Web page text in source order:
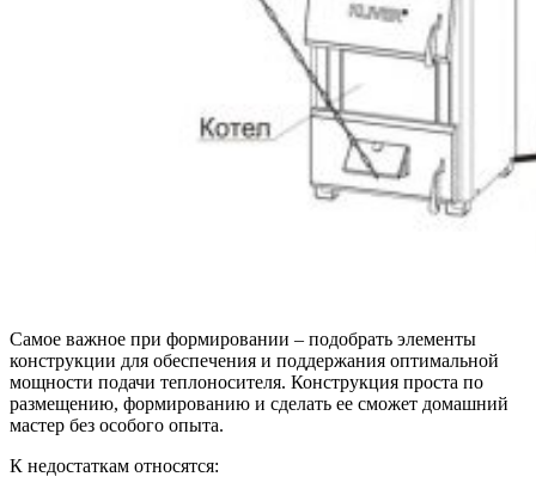
Самое важное при формировании – подобрать элементы
конструкции для обеспечения и поддержания оптимальной
мощности подачи теплоносителя. Конструкция проста по
размещению, формированию и сделать ее сможет домашний
мастер без особого опыта.
К недостаткам относятся: